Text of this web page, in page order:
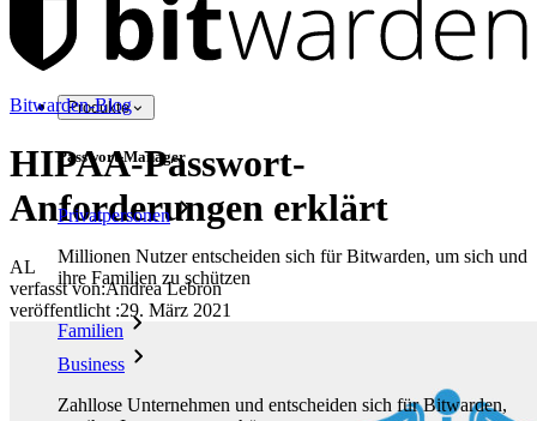
Produkte
Passwort-Manager
Privatpersonen
Millionen Nutzer entscheiden sich für Bitwarden, um sich und
ihre Familien zu schützen
Familien
Business
Zahllose Unternehmen und entscheiden sich für Bitwarden,
Bitwarden-Blog
HIPAA-Passwort-
Anforderungen erklärt
AL
verfasst von:Andrea Lebron
veröffentlicht :29. März 2021